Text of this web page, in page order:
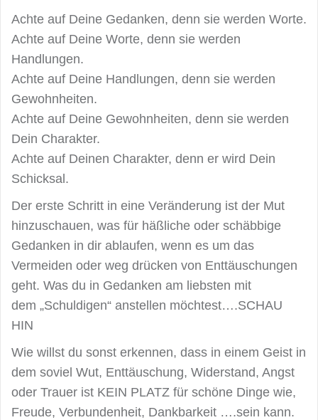
Achte auf Deine Gedanken, denn sie werden Worte.
Achte auf Deine Worte, denn sie werden
Handlungen.
Achte auf Deine Handlungen, denn sie werden
Gewohnheiten.
Achte auf Deine Gewohnheiten, denn sie werden
Dein Charakter.
Achte auf Deinen Charakter, denn er wird Dein
Schicksal.
Der erste Schritt in eine Veränderung ist der Mut
hinzuschauen, was für häßliche oder schäbbige
Gedanken in dir ablaufen, wenn es um das
Vermeiden oder weg drücken von Enttäuschungen
geht. Was du in Gedanken am liebsten mit
dem „Schuldigen“ anstellen möchtest….SCHAU
HIN
Wie willst du sonst erkennen, dass in einem Geist in
dem soviel Wut, Enttäuschung, Widerstand, Angst
oder Trauer ist KEIN PLATZ für schöne Dinge wie,
Freude, Verbundenheit, Dankbarkeit ….sein kann.